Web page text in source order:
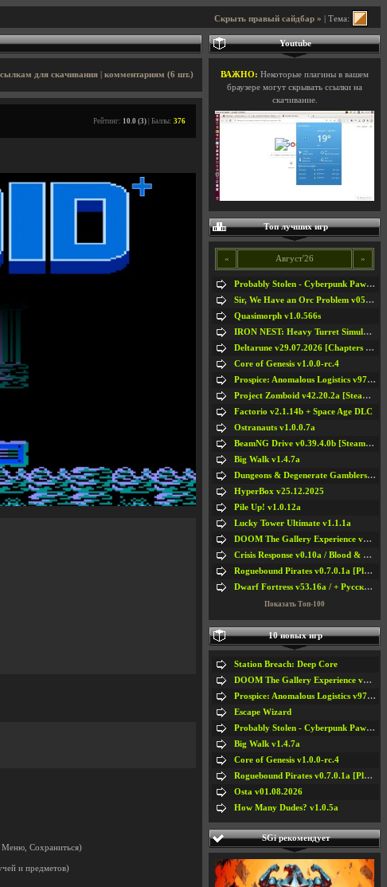
Скрыть правый сайдбар » | Тема:
для скачивания комментариям (6 шт.)
Рейтинг: 10.0 (3) | Баллы: 376
Меню, Сохраниться)
и предметов)
Youtube
ВАЖНО: Некоторые плагины в вашем
браузере могут скрывать ссылки на
скачивание.
Топ лучших игр
« Август'26 »
Probably Stolen - Cyberpunk Pawnshop Simulator v048c [Playtest]
Sir, We Have an Orc Problem v05.08.2026
Quasimorph v1.0.566s
IRON NEST: Heavy Turret Simulator v1.0a
Deltarune v29.07.2026 [Chapters 1-5] / + RUS [Chapters 1-5]
Core of Genesis v1.0.0-rc.4
Prospice: Anomalous Logistics v97 [Playtest]
Project Zomboid v42.20.2a [Steam Early Access]
Factorio v2.1.14b + Space Age DLC
Ostranauts v1.0.0.7a
BeamNG Drive v0.39.4.0b [Steam Early Access]
Big Walk v1.4.7a
Dungeons & Degenerate Gamblers v2.0.2a
HyperBox v25.12.2025
Pile Up! v1.0.12a
Lucky Tower Ultimate v1.1.1a
DOOM The Gallery Experience v1.4.2
Crisis Response v0.10a / Blood & Bullet
Roguebound Pirates v0.7.0.1a [Playtest]
Dwarf Fortress v53.16a / + Русская Версия v50.12a
Показать Топ-100
10 новых игр
Station Breach: Deep Core
DOOM The Gallery Experience v1.4.2
Prospice: Anomalous Logistics v97 [Playtest]
Escape Wizard
Probably Stolen - Cyberpunk Pawnshop Simulator v048c [Playtest]
Big Walk v1.4.7a
Core of Genesis v1.0.0-rc.4
Roguebound Pirates v0.7.0.1a [Playtest]
Osta v01.08.2026
How Many Dudes? v1.0.5a
SGi рекомендует